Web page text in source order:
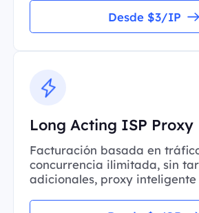
Desde $3/IP
Long Acting ISP Proxy
Facturación basada en
concurrencia ilimitada, sin
adicionales, proxy inteligente